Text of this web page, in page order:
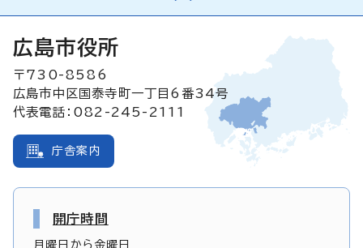
広島市役所
〒730-8586
広島市中区国泰寺町一丁目6番34号
代表電話：082-245-2111
庁舎案内
開庁時間
月曜日から金曜日